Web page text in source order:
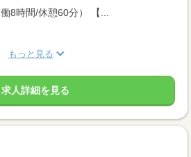
8時間/休憩60分） 【...
もっと見る
求人詳細を見る